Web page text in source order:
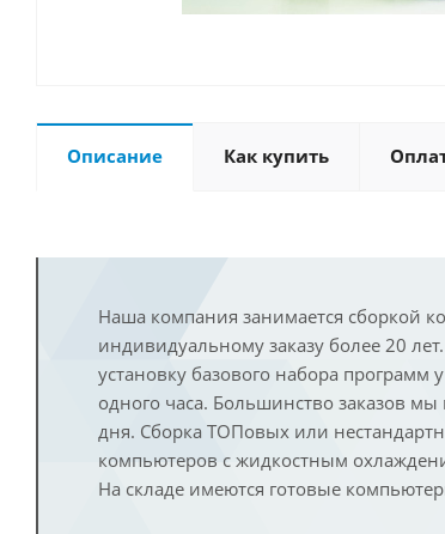
Описание Как купить
Наша компания занимается сборкой
индивидуальному заказу более 20
установку базового набора программ
одного часа. Большинство заказов
дня. Сборка ТОПовых или
компьютеров с жидкостным
На складе имеются готовые